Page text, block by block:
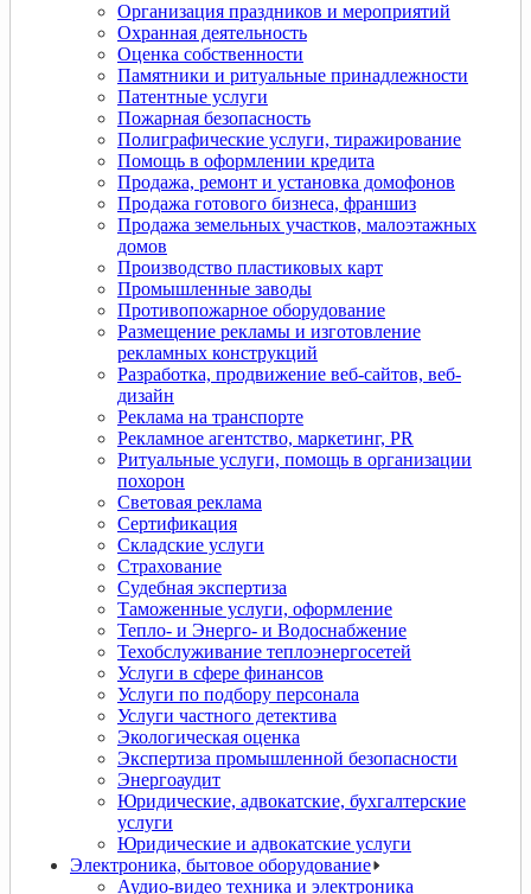
Организация праздников и мероприятий
Охранная деятельность
Оценка собственности
Памятники и ритуальные принадлежности
Патентные услуги
Пожарная безопасность
Полиграфические услуги, тиражирование
Помощь в оформлении кредита
Продажа, ремонт и установка домофонов
Продажа готового бизнеса, франшиз
Продажа земельных участков, малоэтажных
домов
Производство пластиковых карт
Промышленные заводы
Противопожарное оборудование
Размещение рекламы и изготовление
рекламных конструкций
Разработка, продвижение веб-сайтов, веб-
дизайн
Реклама на транспорте
Рекламное агентство, маркетинг, PR
Ритуальные услуги, помощь в организации
похорон
Световая реклама
Сертификация
Складские услуги
Страхование
Судебная экспертиза
Таможенные услуги, оформление
Тепло- и Энерго- и Водоснабжение
Техобслуживание теплоэнергосетей
Услуги в сфере финансов
Услуги по подбору персонала
Услуги частного детектива
Экологическая оценка
Экспертиза промышленной безопасности
Энергоаудит
Юридические, адвокатские, бухгалтерские
услуги
Юридические и адвокатские услуги
Электроника, бытовое оборудование
Аудио-видео техника и электроника